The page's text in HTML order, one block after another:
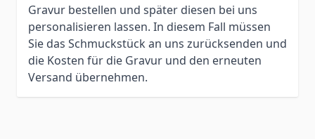
Gravur bestellen und später diesen bei uns
personalisieren lassen. In diesem Fall müssen
Sie das Schmuckstück an uns zurücksenden und
die Kosten für die Gravur und den erneuten
Versand übernehmen.